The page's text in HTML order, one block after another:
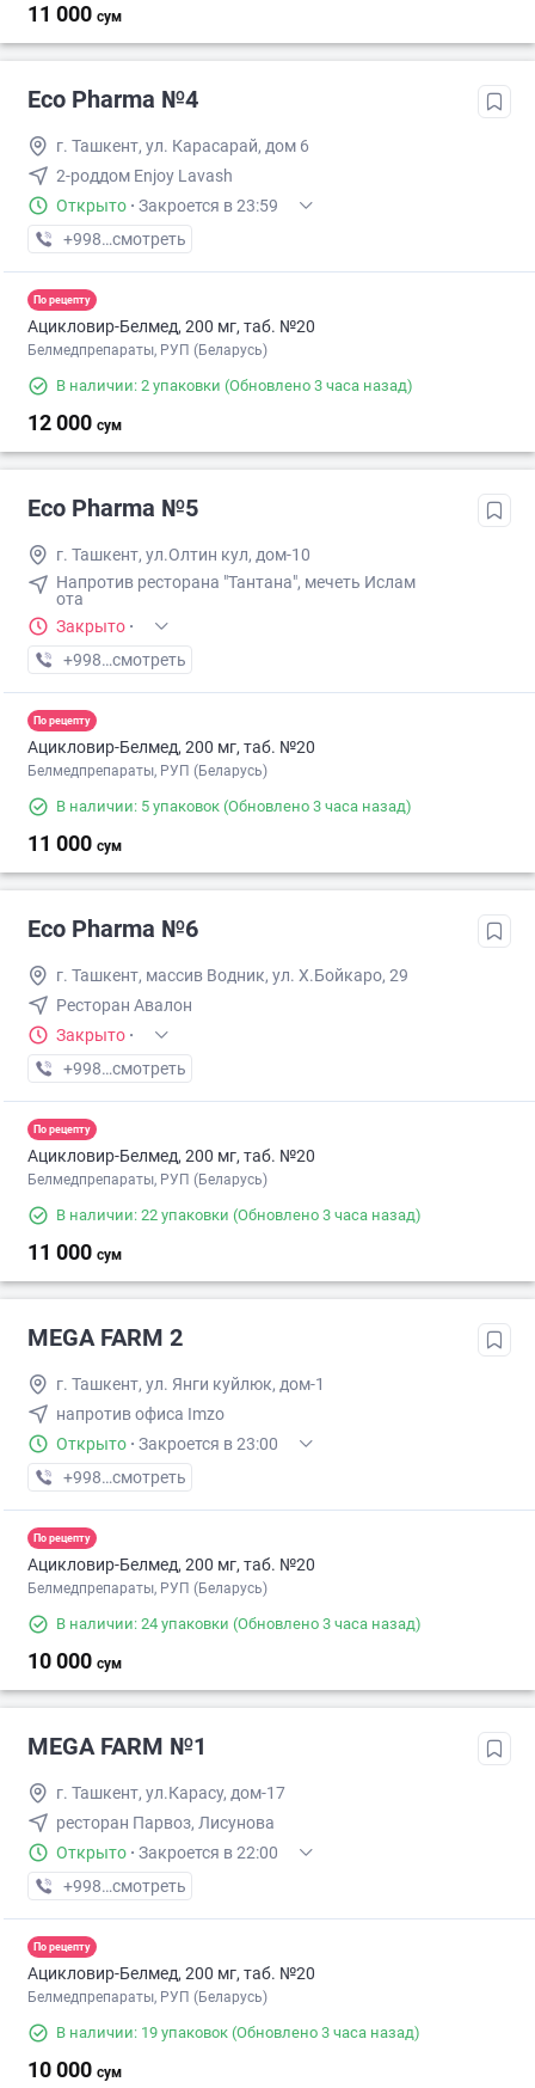
11 000 сум
Eco Pharma №4
г. Ташкент, ул. Карасарай, дом 6
2-роддом Enjoy Lavash
Открыто · Закроется в 23:59
+998 (55) XXX-XX-XX
смотреть
По рецепту
Ацикловир-Белмед, 200 мг, таб. №20
Белмедпрепараты, РУП (Беларусь)
В наличии: 2 упаковки (Обновлено 3 часа назад)
12 000 сум
Eco Pharma №5
г. Ташкент, ул.Олтин кул, дом-10
Напротив ресторана "Тантана", мечеть Ислам
ота
Закрыто ·
+998 (55) XXX-XX-XX
смотреть
По рецепту
Ацикловир-Белмед, 200 мг, таб. №20
Белмедпрепараты, РУП (Беларусь)
В наличии: 5 упаковок (Обновлено 3 часа назад)
11 000 сум
Eco Pharma №6
г. Ташкент, массив Водник, ул. Х.Бойкаро, 29
Ресторан Авалон
Закрыто ·
+998 (55) XXX-XX-XX
смотреть
По рецепту
Ацикловир-Белмед, 200 мг, таб. №20
Белмедпрепараты, РУП (Беларусь)
В наличии: 22 упаковки (Обновлено 3 часа назад)
11 000 сум
MEGA FARM 2
г. Ташкент, ул. Янги куйлюк, дом-1
напротив офиса Imzo
Открыто · Закроется в 23:00
+998 (71) XXX-XX-XX
смотреть
По рецепту
Ацикловир-Белмед, 200 мг, таб. №20
Белмедпрепараты, РУП (Беларусь)
В наличии: 24 упаковки (Обновлено 3 часа назад)
10 000 сум
MEGA FARM №1
г. Ташкент, ул.Карасу, дом-17
ресторан Парвоз, Лисунова
Открыто · Закроется в 22:00
+998 (71) XXX-XX-XX
смотреть
По рецепту
Ацикловир-Белмед, 200 мг, таб. №20
Белмедпрепараты, РУП (Беларусь)
В наличии: 19 упаковок (Обновлено 3 часа назад)
10 000 сум